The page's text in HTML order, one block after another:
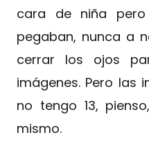
cara de niña
pegaban, nunca a
cerrar los ojos
imágenes. Pero las
no tengo 13,
mismo.